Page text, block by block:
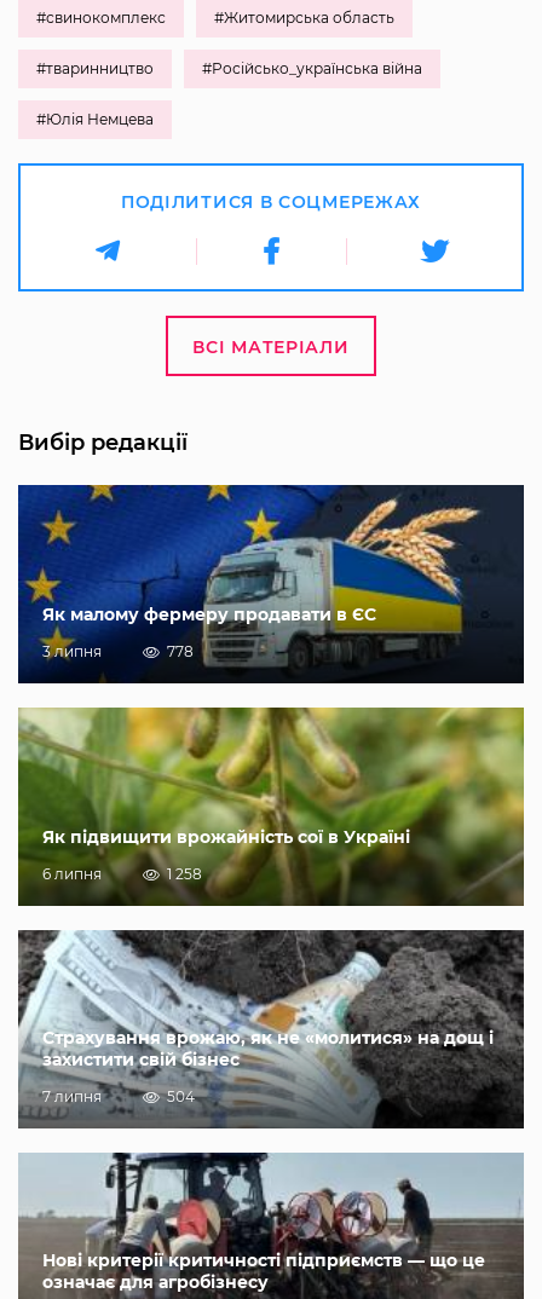
#свинокомплекс #Житомирська область
#тваринництво #Російсько_українська війна
#Юлія Немцева
ПОДІЛИТИСЯ В СОЦМЕРЕЖАХ
ВСІ МАТЕРІАЛИ
Вибір редакції
Як малому фермеру продавати в ЄС
3 липня 778
Як підвищити врожайність сої в Україні
6 липня 1 258
Страхування врожаю, як не «молитися» на дощ і
захистити свій бізнес
7 липня 504
Нові критерії критичності підприємств — що це
означає для агробізнесу